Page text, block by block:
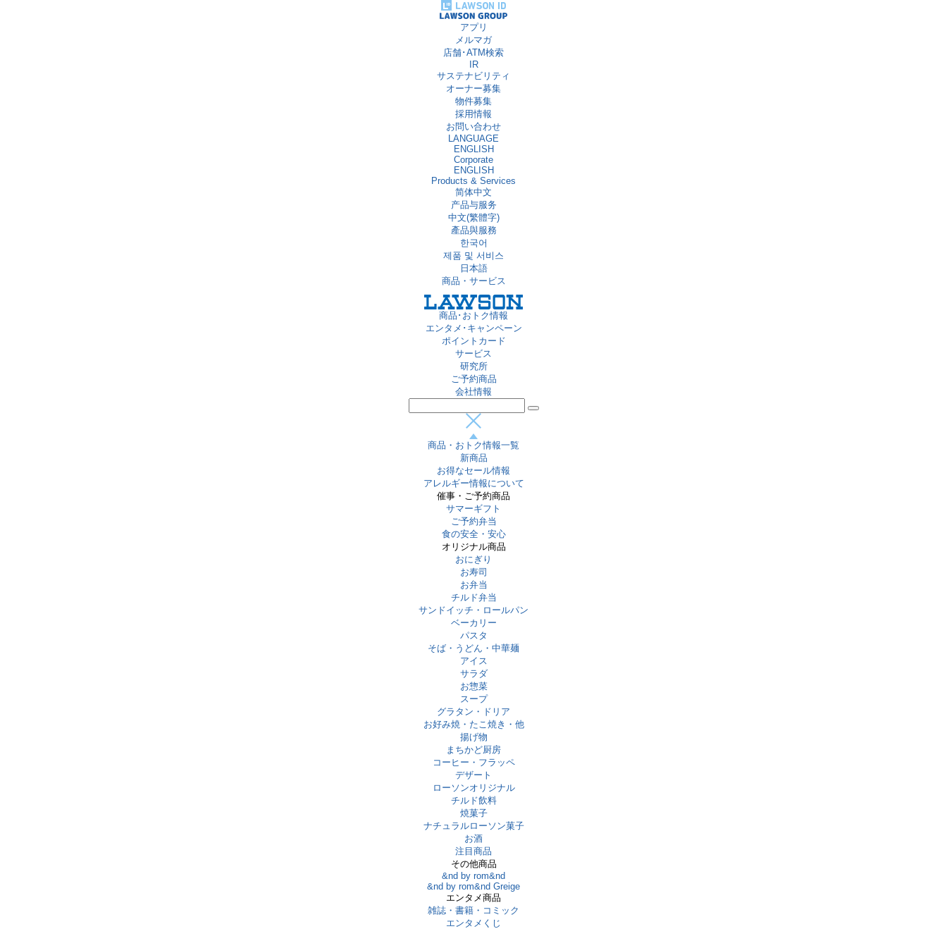
アプリ
メルマガ
店舗･ATM検索
IR
サステナビリティ
オーナー募集
物件募集
採用情報
お問い合わせ
LANGUAGE
ENGLISH
Corporate
ENGLISH
Products & Services
简体中文
产品与服务
中文(繁體字)
產品與服務
한국어
제품 및 서비스
日本語
商品・サービス
商品･おトク情報
エンタメ･キャンペーン
ポイントカード
サービス
研究所
ご予約商品
会社情報
商品・おトク情報一覧
新商品
お得なセール情報
アレルギー情報について
催事・ご予約商品
サマーギフト
ご予約弁当
食の安全・安心
オリジナル商品
おにぎり
お寿司
お弁当
チルド弁当
サンドイッチ・ロールパン
ベーカリー
パスタ
そば・うどん・中華麺
アイス
サラダ
お惣菜
スープ
グラタン・ドリア
お好み焼・たこ焼き・他
揚げ物
まちかど厨房
コーヒー・フラッペ
デザート
ローソンオリジナル
チルド飲料
焼菓子
ナチュラルローソン菓子
お酒
注目商品
その他商品
&nd by rom&nd
&nd by rom&nd Greige
エンタメ商品
雑誌・書籍・コミック
エンタメくじ